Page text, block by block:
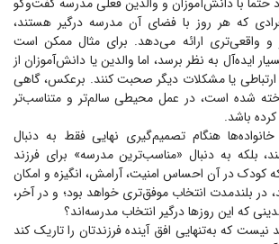
که هر روز با فضای آن مدرسه درگیر هستند،
و واقعی‌تری ارائه می‌دهد. برای مثال ممکن است
ایده‌آل به نظر برسد، اما والدین یا دانش‌آموزان از
ارتباطی یا مشکلات دیگر صحبت کنند. برعکس، گاهی
شده است، در عمل محیطی سالم‌تر و متناسب‌تر
باشد.
هنگام تصمیم‌گیری نهایی فقط به دنبال
بلکه به دنبال «مناسب‌ترین مدرسه» برای فرزند
کودک در آن احساس امنیت، آرامش، انگیزه و امکان
در بلندمدت انتخاب موفق‌تری خواهد بود؛ و در آخر،
که این روز‌ها درگیر انتخاب مدرسه‌اند؟
که به‌تنهایی افق آینده فرزندتان را تاریک کند